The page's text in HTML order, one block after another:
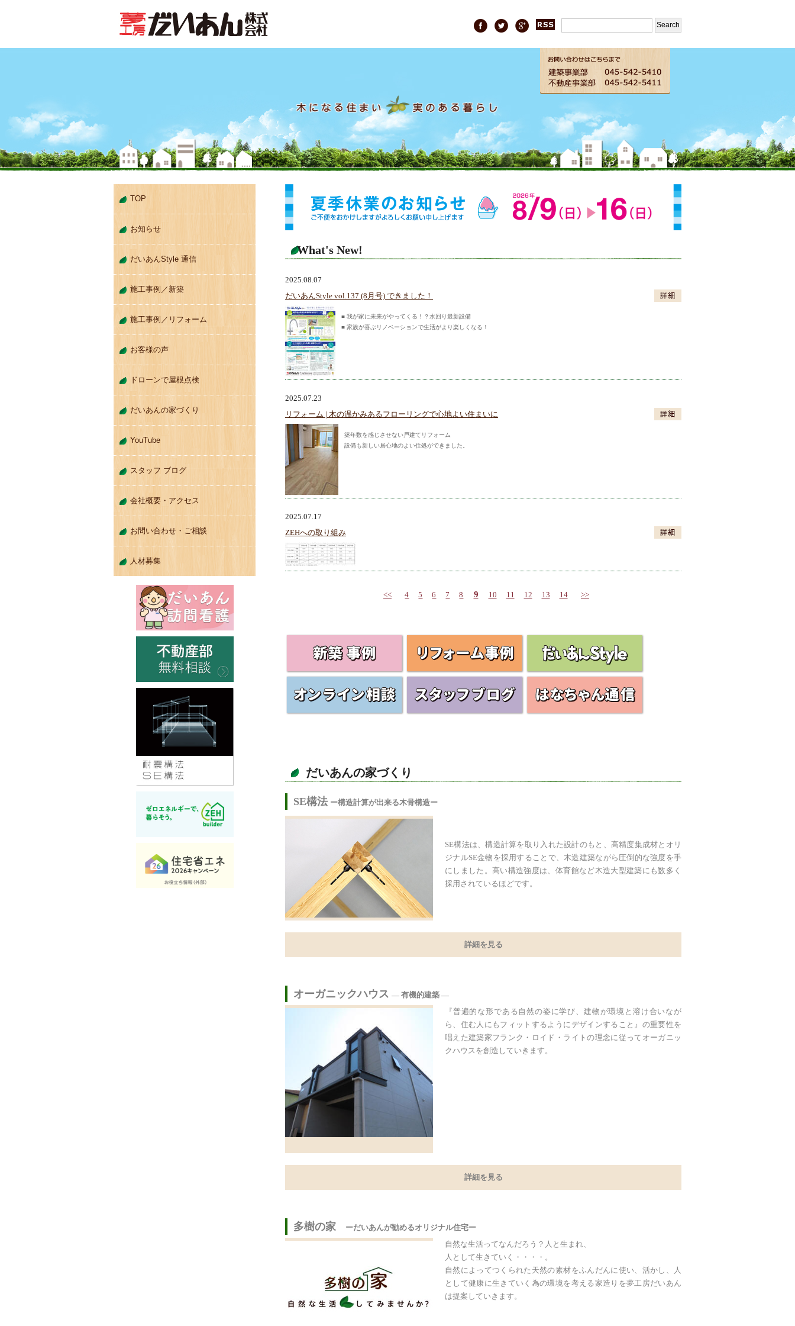
TOP
お知らせ
だいあんStyle 通信
施工事例／新築
施工事例／リフォーム
お客様の声
ドローンで屋根点検
だいあんの家づくり
YouTube
スタッフ ブログ
会社概要・アクセス
お問い合わせ・ご相談
人材募集
What's New!
2025.08.07
だいあんStyle vol.137 (8月号) できました！
■ 我が家に未来がやってくる！？水回り最新設備
■ 家族が喜ぶリノベーションで生活がより楽しくなる！
2025.07.23
リフォーム | 木の温かみあるフローリングで心地よい住まいに
築年数を感じさせない戸建てリフォーム
設備も新しい居心地のよい住処ができました。
2025.07.17
ZEHへの取り組み
<< 4 5 6 7 8 9 10 11 12 13 14 >>
だいあんの家づくり
SE構法 ー構造計算が出来る木骨構造ー
SE構法は、構造計算を取り入れた設計のもと、高精度集成材とオリ
ジナルSE金物を採用することで、木造建築ながら圧倒的な強度を手
にしました。高い構造強度は、体育館など木造大型建築にも数多く
採用されているほどです。
詳細を見る
オーガニックハウス ― 有機的建築 ―
『普遍的な形である自然の姿に学び、建物が環境と溶け合いなが
ら、住む人にもフィットするようにデザインすること』の重要性を
唱えた建築家フランク・ロイド・ライトの理念に従ってオーガニッ
クハウスを創造していきます。
詳細を見る
多樹の家
ーだいあんが勧めるオリジナル住宅ー
自然な生活ってなんだろう？人と生まれ、
人として生きていく・・・・。
自然によってつくられた天然の素材をふんだんに使い、活かし、人
として健康に生きていく為の環境を考える家造りを夢工房だいあん
は提案していきます。